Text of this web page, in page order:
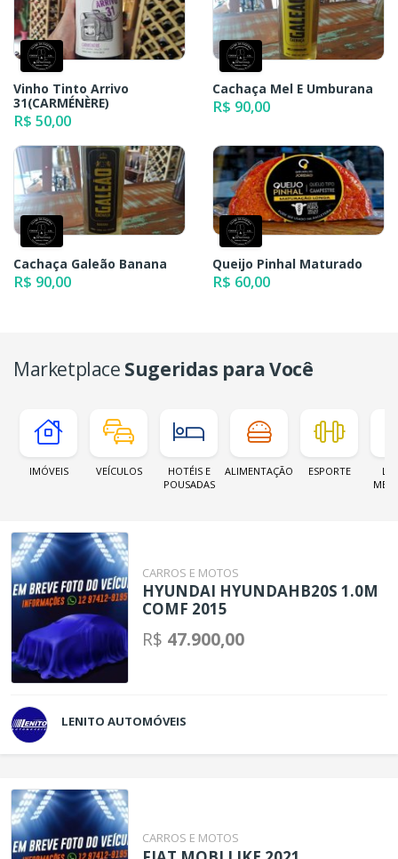
Vinho Tinto Arrivo
31(CARMÉNÈRE)
R$ 50,00
Cachaça Mel E Umburana
R$ 90,00
Cachaça Galeão Banana
R$ 90,00
Queijo Pinhal Maturado
R$ 60,00
Marketplace Sugeridas para Você
IMÓVEIS VEÍCULOS
HOTÉIS E
POUSADAS
ALIMENTAÇÃO ESPORTE
CARROS E MOTOS
HYUNDAI HYUNDAHB20S 1.0M
COMF 2015
R$ 47.900,00
LENITO AUTOMÓVEIS
CARROS E MOTOS